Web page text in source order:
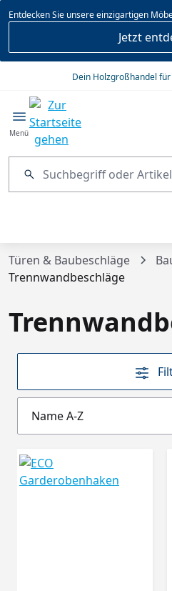
springen
Entdecken Sie unsere einzigartigen
Jetzt
Dein Holzgroßhandel
Menü
Türen & Baubeschläge
Trennwandbeschläge